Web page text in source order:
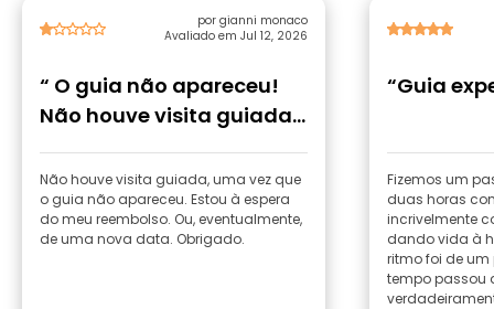
por gianni monaco
Avaliado em Jul 12, 2026
“ O guia não apareceu!
Não houve visita guiada.
Tenho direito ao ”
Não houve visita guiada, uma vez que
o guia não apareceu. Estou à espera
do meu reembolso. Ou, eventualmente,
de uma nova data. Obrigado.
“Guia
Fizemos um
duas horas
incrivelmente
dando vida à
ritmo foi de
tempo passou